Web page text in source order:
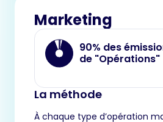
Marketing
90% des
de "Opérations"
La méthode
À chaque type d’opération